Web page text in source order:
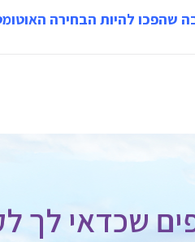
להיות הבחירה
שכדאי לך